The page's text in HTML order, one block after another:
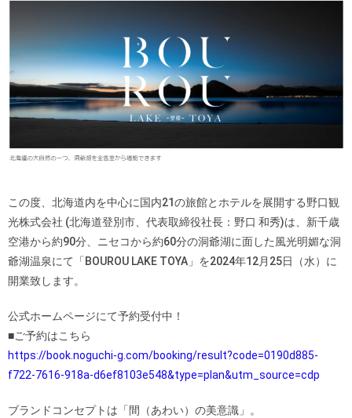
この度、北海道内を中心に国内21の旅館とホテルを展開する野口観
光株式会社 (北海道登別市、代表取締役社長：野口 和秀)は、新千歳
空港から約90分、ニセコから約60分の洞爺湖に面した風光明媚な洞
爺湖温泉にて「BOUROU LAKE TOYA」を2024年12月25日（水）に
開業致します。
公式ホームページにて予約受付中！
■ご予約はこちら
https://book.noguchi-g.com/booking/result?code=0190d885-
f722-7616-918a-d6ef8103e548&type=plan&utm_source=cdp
ブランドコンセプトは「間（あわい）の美意識」。